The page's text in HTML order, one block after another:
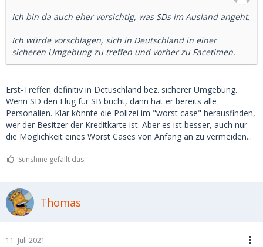
Ich bin da auch eher vorsichtig, was SDs im Ausland angeht.
Ich würde vorschlagen, sich in Deutschland in einer
sicheren Umgebung zu treffen und vorher zu Facetimen.
Erst-Treffen definitiv in Detuschland bez. sicherer Umgebung.
Wenn SD den Flug für SB bucht, dann hat er bereits alle
Personalien. Klar könnte die Polizei im "worst case" herausfinden,
wer der Besitzer der Kreditkarte ist. Aber es ist besser, auch nur
die Möglichkeit eines Worst Cases von Anfang an zu vermeiden...
Sunshine gefällt das.
Thomas
11. Juli 2021